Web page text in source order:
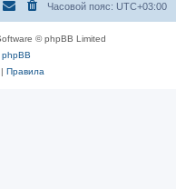
Часовой пояс: UTC+03:00
© phpBB Limited
phpBB
Правила